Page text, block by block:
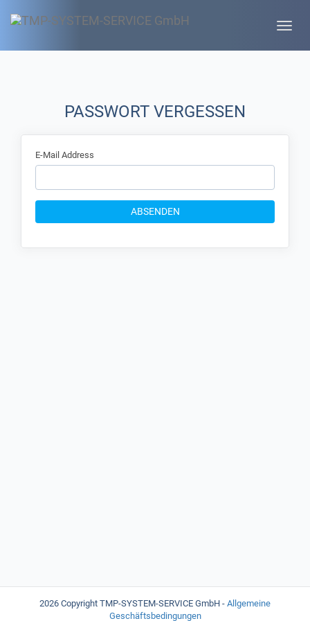
Toggle
PASSWORT VERGESSEN
E-Mail Address
ABSENDEN
2026 Copyright TMP-SYSTEM-SERVICE GmbH - Allgemeine
Geschäftsbedingungen